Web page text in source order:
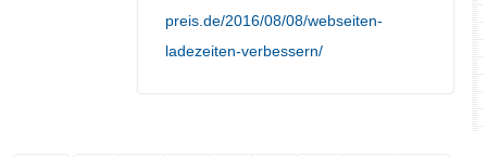
preis.de/2016/08/08/webseiten-
ladezeiten-verbessern/